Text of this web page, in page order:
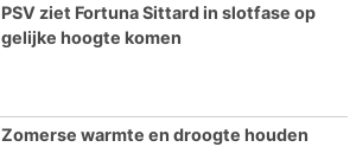
PSV ziet Fortuna Sittard in slotfase op
gelijke hoogte komen
Zomerse warmte en droogte houden